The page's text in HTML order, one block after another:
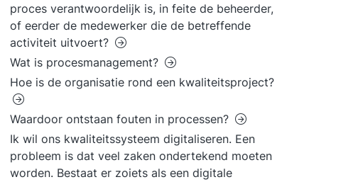
proces verantwoordelijk is, in feite de beheerder,
of eerder de medewerker die de betreffende
activiteit uitvoert?
Wat is procesmanagement?
Hoe is de organisatie rond een kwaliteitsproject?
Waardoor ontstaan fouten in processen?
Ik wil ons kwaliteitssysteem digitaliseren. Een
probleem is dat veel zaken ondertekend moeten
worden. Bestaat er zoiets als een digitale